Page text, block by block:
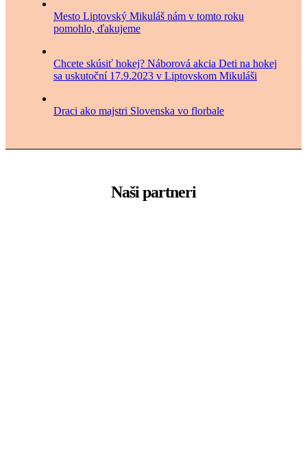
Mesto Liptovský Mikuláš nám v tomto roku
pomohlo, ďakujeme
Chcete skúsiť hokej? Náborová akcia Deti na hokej
sa uskutoční 17.9.2023 v Liptovskom Mikuláši
Draci ako majstri Slovenska vo florbale
Naši partneri